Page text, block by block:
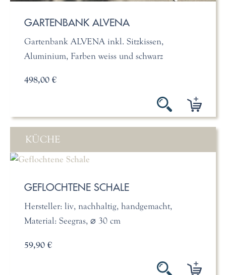
GARTENBANK ALVENA
Gartenbank ALVENA inkl. Sitzkissen,
Aluminium, Farben weiss und schwarz
498,00 €
KÜCHE
GEFLOCHTENE SCHALE
Hersteller: liv, nachhaltig, handgemacht,
Material: Seegras, ⌀ 30 cm
59,90 €